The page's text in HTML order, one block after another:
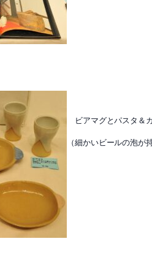
ビアマグとパスタ＆
（細かいビールの泡が